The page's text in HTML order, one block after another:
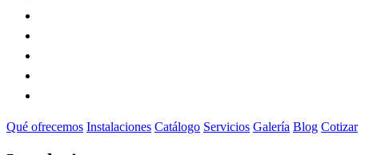
Qué ofrecemos Instalaciones Catálogo Servicios Galería Blog Cotizar